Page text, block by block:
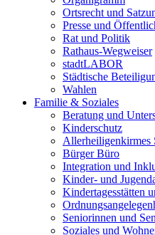
Ortsrecht und
Presse und
Rat und Politik
Rathaus-Wegweiser
stadtLABOR
Städtische
Wahlen
Familie & Soziales
Beratung und
Kinderschutz
Allerheiligenkirmes
Bürger Büro
Integration und
Kinder- und
Kindertagesstätten
Seniorinnen und
Soziales und